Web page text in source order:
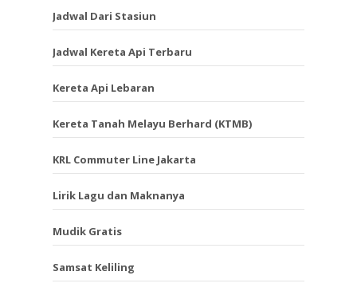
Jadwal Dari Stasiun
Jadwal Kereta Api Terbaru
Kereta Api Lebaran
Kereta Tanah Melayu Berhard (KTMB)
KRL Commuter Line Jakarta
Lirik Lagu dan Maknanya
Mudik Gratis
Samsat Keliling